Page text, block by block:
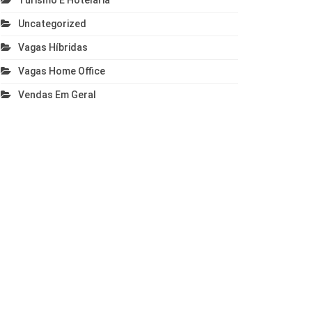
Uncategorized
Vagas Híbridas
Vagas Home Office
Vendas Em Geral